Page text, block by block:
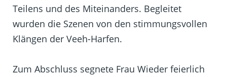
Teilens und des Miteinanders. Begleitet
wurden die Szenen von den stimmungsvollen
Klängen der Veeh-Harfen.
Zum Abschluss segnete Frau Wieder feierlich